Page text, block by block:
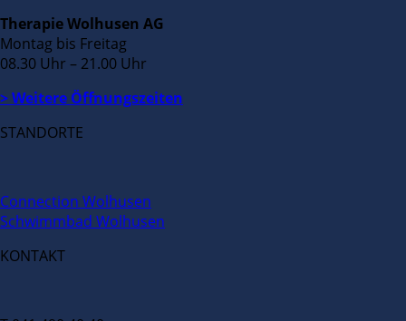
Therapie Wolhusen AG
Montag bis Freitag
08.30 Uhr – 21.00 Uhr
> Weitere Öffnungszeiten
STANDORTE
Connection Wolhusen
Schwimmbad Wolhusen
KONTAKT